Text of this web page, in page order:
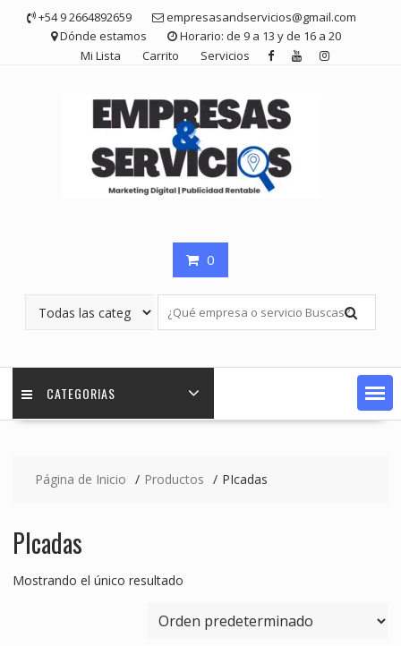
contenido
+54 9 2664892659
empresasandservicios@gmail.com
Dónde estamos
Horario: de 9 a 13 y de 16 a 20
Mi Lista
Carrito Servicios
0
CATEGORIAS
Página de Inicio Productos PIcadas
PIcadas
Mostrando el único resultado